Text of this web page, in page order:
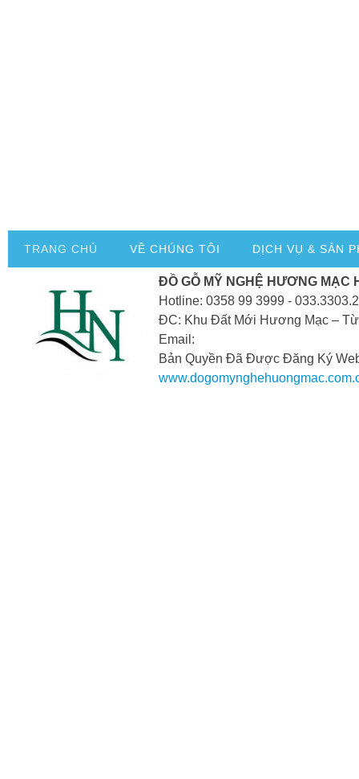
TRANG CHỦ VỀ CHÚNG TÔI DỊCH VỤ & SẢN
ĐỒ GỖ MỸ NGHỆ HƯƠNG MẠC
Hotline: 0358 99 3999 -
ĐC: Khu Đất Mới Hương Mạc –
Email:
Bản Quyền Đã Được Đăng Ký